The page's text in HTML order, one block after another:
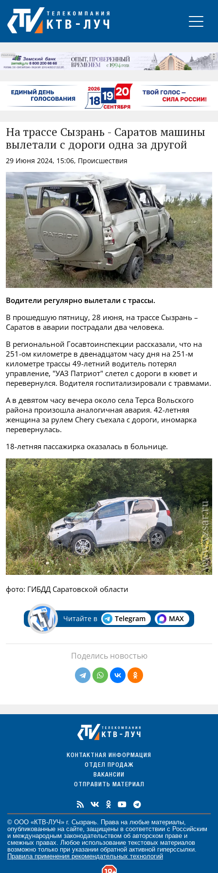
РЕКЛАМА
На трассе Сызрань - Саратов машины
вылетали с дороги одна за другой
29 Июня 2024, 15:06, Происшествия
Водители регулярно вылетали с трассы.
В прошедшую пятницу, 28 июня, на трассе Сызрань –
Саратов в аварии пострадали два человека.
В региональной Госавтоинспекции рассказали, что на
251-ом километре в двенадцатом часу дня на 251-м
километре трассы 49-летний водитель потерял
управление, "УАЗ Патриот" слетел с дороги в кювет и
перевернулся. Водителя госпитализировали с травмами.
А в девятом часу вечера около села Терса Вольского
района произошла аналогичная авария. 42-летняя
женщина за рулем Chery съехала с дороги, иномарка
перевернулась.
18-летняя пассажирка оказалась в больнице.
фото: ГИБДД Саратовской области
Читайте в Telegram MAX
Поделись новостью
КОНТАКТНАЯ ИНФОРМАЦИЯ
ОТДЕЛ ПРОДАЖ
ВАКАНСИИ
ОТПРАВИТЬ МАТЕРИАЛ
© ООО «КТВ-ЛУЧ» г. Сызрань. Права на любые материалы
опубликованные на сайте, защищены в соответствии с Российским
и международным законодательством об авторском праве и
смежных правах. Любое использование текстовых материалов
возможно только при указании обратной активной гиперссылки.
Правила применения рекомендательных технологий